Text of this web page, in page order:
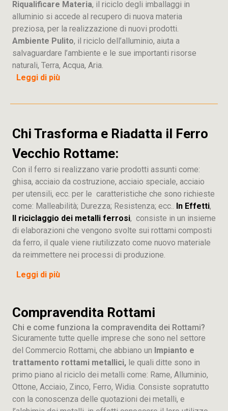
Riqualificare Materia, il riciclo degli imballaggi in
alluminio si accede al recupero di nuova materia
preziosa, per la realizzazione di nuovi prodotti.
Ambiente Pulito, il riciclo dell’alluminio, aiuta a
salvaguardare l’ambiente e le sue importanti risorse
naturali, Terra, Acqua, Aria.
Leggi di più
Chi Trasforma e Riadatta il Ferro
Vecchio Rottame:
Con il ferro si realizzano varie prodotti assunti come:
ghisa, acciaio da costruzione, acciaio speciale, acciaio
per utensili, ecc. per le caratteristiche che sono richieste
come: Malleabilità; Durezza; Resistenza; ecc.. In Effetti,
Il riciclaggio dei metalli ferrosi, consiste in un insieme
di elaborazioni che vengono svolte sui rottami composti
da ferro, il quale viene riutilizzato come nuovo materiale
da reimmettere nei processi di produzione.
Leggi di più
Compravendita Rottami
Chi e come funziona la compravendita dei Rottami?
Sicuramente tutte quelle imprese che sono nel settore
del Commercio Rottami, che abbiano un Impianto e
trattamento rottami metallici, le quali ditte sono in
primo piano al riciclo dei metalli come: Rame, Alluminio,
Ottone, Acciaio, Zinco, Ferro, Widia. Consiste sopratutto
con la conoscenza delle quotazioni dei metalli, e